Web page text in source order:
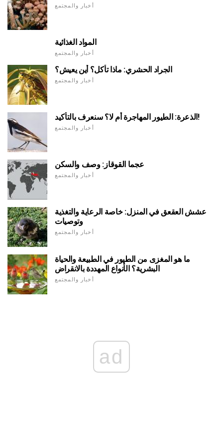
أخبار والمجتمع
المواد الغذائية
أخبار والمجتمع
الجراد الحشري: ماذا تأكل؟ أين يعيش؟
أخبار والمجتمع
الذعرة: الطيور المهاجرة أم لا؟ سنعرف بالتأكيد!
أخبار والمجتمع
عجما القوقاز: وصف والسكن
أخبار والمجتمع
عشش العقعق في المنزل: خاصة الرعاية والتغذية
وتوصيات
أخبار والمجتمع
ما هو المغزى من الطيور في الطبيعة والحياة
البشرية؟ الأنواع المهددة بالانقراض
أخبار والمجتمع
ad